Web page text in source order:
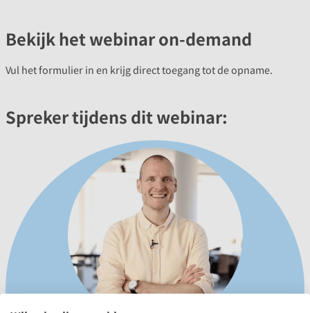
Bekijk het webinar on-demand
Vul het formulier in en krijg direct toegang tot de opname.
Spreker tijdens dit webinar: